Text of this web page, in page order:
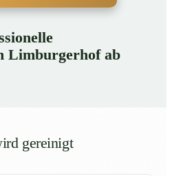
Limburgerhof ab
gereinigt